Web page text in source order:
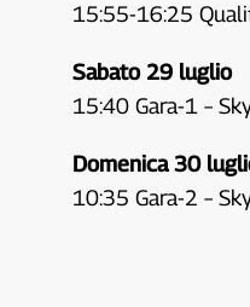
15:55-16:25
Sabato 29 luglio
15:40 Gara-1 –
Domenica 30
10:35 Gara-2 –